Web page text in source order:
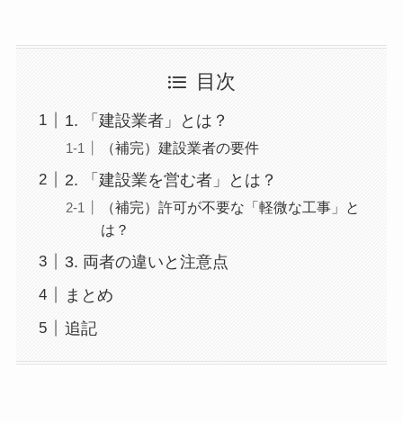
目次
1. 「建設業者」とは？
（補完）建設業者の要件
2. 「建設業を営む者」とは？
（補完）許可が不要な「軽微な工事」と
は？
3. 両者の違いと注意点
まとめ
追記